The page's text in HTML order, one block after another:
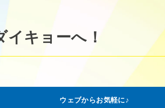
イキョーへ！
ウェブからお気軽に♪